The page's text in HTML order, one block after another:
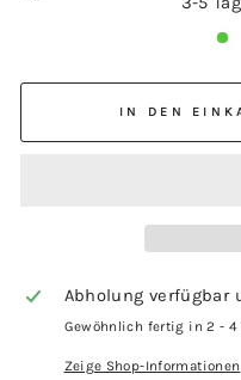
IN DEN
Abholung verfügbar
Gewöhnlich fertig in 2 - 4
Zeige Shop-Informationen